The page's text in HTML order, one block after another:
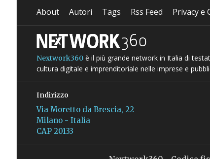
About Autori Tags Rss Feed Privacy e
Nextwork360è il più grande network in Italia di
cultura digitale e imprenditoriale nelle imprese e
Indirizzo
Via Moretto da Brescia, 22
Milano - Italia
CAP 20133